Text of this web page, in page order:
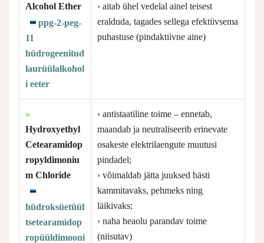
Alcohol Ether
ppg-2-peg-
11
hüdrogeenitud
laurüülalkohol
i eeter
› aitab ühel vedelal ainel teisest
eralduda, tagades sellega efektiivsema
puhastuse (pindaktiivne aine)
»
Hydroxyethyl
Cetearamidop
ropyldimoniu
m Chloride
hüdroksüetüül
tsetearamidop
ropüüldimooni
› antistaatiline toime – ennetab,
maandab ja neutraliseerib erinevate
osakeste elektrilaengute muutusi
pindadel;
› võimaldab jätta juuksed hästi
kammitavaks, pehmeks ning
läikivaks;
› naha heaolu parandav toime
(niisutav)